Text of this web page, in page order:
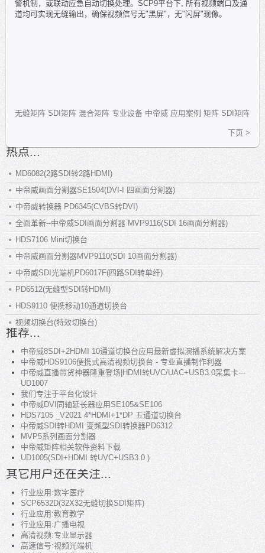
警机制，或联动应急自动切换处理。SCP9平台下, 所有视频端口及通
道均可实现无缝输出，确保视频信号无"黑屏"，无"闪屏"现像。
无缝矩阵 SDI矩阵 混合矩阵 专业设备 中帝威 应用案例 矩阵 SDI矩阵
下页 >
热点...
MD6082(2路SDI转2路HDMI)
中帝威画面分割器SE1504(DVI-I 四画面分割器)
中帝威转换器 PD6345(CVBS转DVI)
全面革新--中帝威SDI画面分割器 MVP9116(SDI 16画面分割器)
HDS7106 Mini切换台
中帝威画面分割器MVP9110(SDI 10画面分割器)
中帝威SDI光端机PD6017F(四路SDI转单纤)
PD6512(无缝型SDI转HDMI)
HDS9110 便携移动10通道切换台
视频切换台(特效切换台)
推荐...
中帝威8SDI+2HDMI 10通道切换台应用最新虚拟演播系统解决方案
中帝威HDS9106便携式高清视频切换台 - 专业直播制作利器
中帝威直播带货神器隆重登场|HDMI转UVC/UAC+USB3.0采集卡---
UD1007
我们专注于平台化设计
中帝威DVI同轴延长器应用SE105&SE106
HDS7105 _V2021 4*HDMI+1*DP 五通道切换台
中帝威SDI转HDMI 变频型SDI转换器PD6312
MVP5系列画面分割器
中帝威矩阵相关软件资料下载
UD1005(SDI+HDMI 转UVC+USB3.0 )
其它用户还在关注...
行业应用:数字医疗
SCP6532D(32X32无缝切换SDI矩阵)
行业应用:教育教学
行业应用:广播电视
高清视频:专业显示器
高速信号:视频光端机